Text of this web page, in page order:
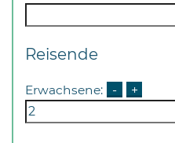
Reisende
Erwachsene: - +